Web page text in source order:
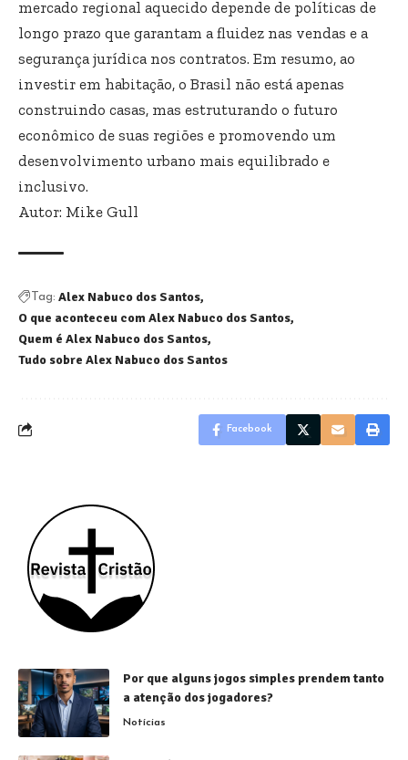
mercado regional aquecido depende de políticas de
longo prazo que garantam a fluidez nas vendas e a
segurança jurídica nos contratos. Em resumo, ao
investir em habitação, o Brasil não está apenas
construindo casas, mas estruturando o futuro
econômico de suas regiões e promovendo um
desenvolvimento urbano mais equilibrado e
inclusivo.
Autor: Mike Gull
Tag: Alex Nabuco dos Santos
O que aconteceu com Alex Nabuco dos Santos
Quem é Alex Nabuco dos Santos
Tudo sobre Alex Nabuco dos Santos
Facebook
Por que alguns jogos simples prendem tanto
a atenção dos jogadores?
Notícias